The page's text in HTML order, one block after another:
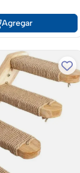
Agregar